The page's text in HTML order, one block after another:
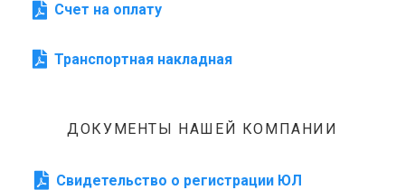
Счет на оплату
Транспортная накладная
ДОКУМЕНТЫ НАШЕЙ КОМПАНИИ
Свидетельство о регистрации ЮЛ